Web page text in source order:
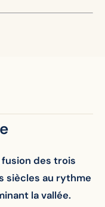
des trois
siècles au rythme
la vallée.